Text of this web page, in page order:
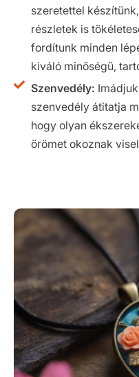
szeretettel
részletek is
fordítunk minden
kiváló minőségű,
Szenvedély:
szenvedély átitatja
hogy olyan
örömet okoznak